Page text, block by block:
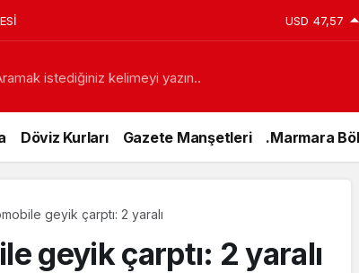
USD 47,57
istediğiniz kelimeyi yazın..
Döviz Kurları Gazete Manşetleri .Marmara
geyik çarptı: 2 yaralı
geyik çarptı: 2 yaralı